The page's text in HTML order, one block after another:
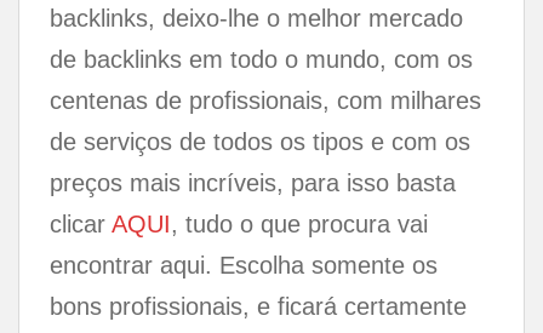
backlinks, deixo-lhe o melhor mercado
de backlinks em todo o mundo, com os
centenas de profissionais, com milhares
de serviços de todos os tipos e com os
preços mais incríveis, para isso basta
clicar AQUI, tudo o que procura vai
encontrar aqui. Escolha somente os
bons profissionais, e ficará certamente